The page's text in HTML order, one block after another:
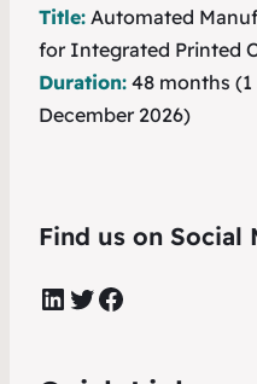
Title: Automated
for Integrated Printed
Duration: 48 months (1
December 2026)
Find us on Social
LinkedIn Twitter Facebook